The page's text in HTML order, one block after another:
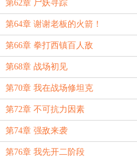
人！
第62章 尸妖寻踪
第64章 谢谢老板的火箭！
第66章 拳打西镇百人敌
第68章 战场初见
第70章 我在战场修坦克
第72章 不可抗力因素
第74章 强敌来袭
第76章 我先开二阶段